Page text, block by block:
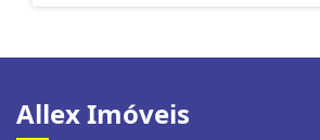
Allex Imóveis